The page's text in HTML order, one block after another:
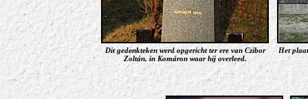
Dit gedenkteken werd opgericht ter ere van Czibor
Zoltán, in Komáron waar hij overleed.
Het